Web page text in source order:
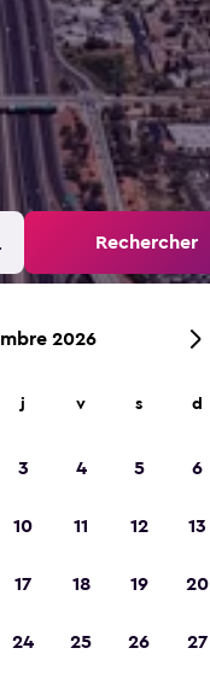
Rechercher
2026
j v s d
3 4 5 6
10 11 12 13
17 18 19 20
24 25 26 27